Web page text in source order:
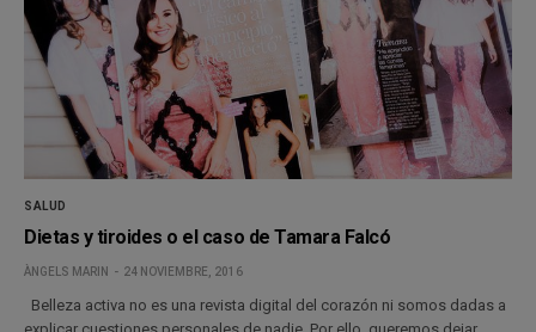
SALUD
Dietas y tiroides o el caso de Tamara Falcó
ÀNGELS MARIN 24 NOVIEMBRE, 2016
Belleza activa no es una revista digital del corazón ni somos dadas a